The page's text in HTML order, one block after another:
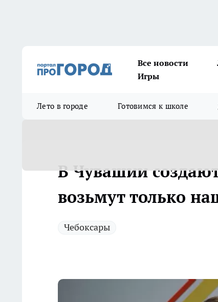
Все новости
Игры
Лето в городе Готовимся к школе
В Чувашии
возьмут только
Чебоксары